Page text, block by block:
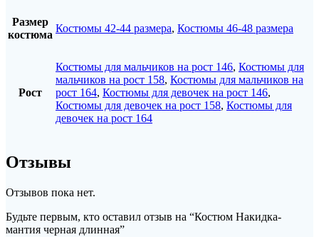
Размер
костюма
Костюмы 42-44 размера, Костюмы 46-48 размера
Рост
Костюмы для мальчиков на рост 146, Костюмы для
мальчиков на рост 158, Костюмы для мальчиков на
рост 164, Костюмы для девочек на рост 146,
Костюмы для девочек на рост 158, Костюмы для
девочек на рост 164
Отзывы
Отзывов пока нет.
Будьте первым, кто оставил отзыв на “Костюм Накидка-
мантия черная длинная”